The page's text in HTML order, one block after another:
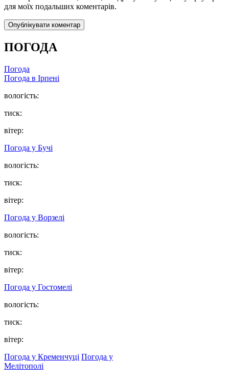
для моїх подальших коментарів.
ПОГОДА
Погода
Погода в Ірпені
вологість:
тиск:
вітер:
Погода у Бучі
вологість:
тиск:
вітер:
Погода у Ворзелі
вологість:
тиск:
вітер:
Погода у Гостомелі
вологість:
тиск:
вітер:
Погода у Кременчуці Погода у
Мелітополі